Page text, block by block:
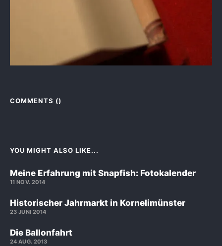
COMMENTS ()
YOU MIGHT ALSO LIKE...
Meine Erfahrung mit Snapfish: Fotokalender
11 NOV. 2014
Historischer Jahrmarkt in Kornelimünster
23 JUNI 2014
Die Ballonfahrt
24 AUG. 2013